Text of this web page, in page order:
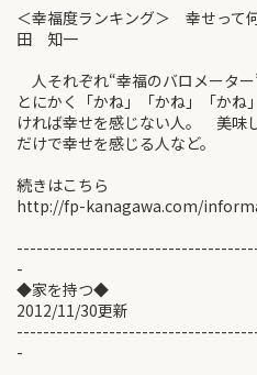
＜幸福度ランキング＞
田 知一
人それぞれ“幸福のバロメーター
とにかく「かね」「かね」「か
ければ幸せを感じない人。 美味
だけで幸せを感じる人など。
続きはこちら
http://fp-kanagawa.com/
-
◆家を
2012/11/30更新
-